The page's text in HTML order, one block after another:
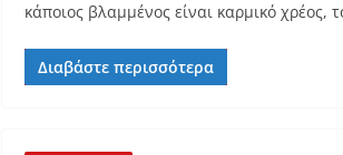
κάποιος βλαμμένος είναι καρμικό χρέος,
Διαβάστε περισσότερα